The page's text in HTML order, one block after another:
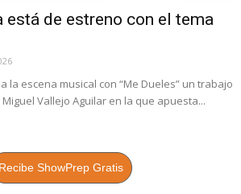
está de estreno con el tema
la escena musical con “Me Dueles” un trabajo
Vallejo Aguilar en la que apuesta...
Recibe ShowPrep Gratis